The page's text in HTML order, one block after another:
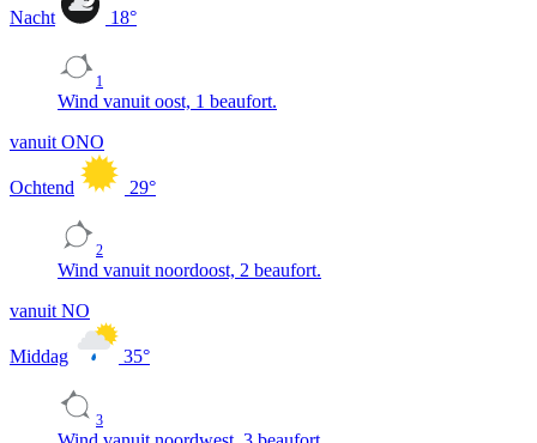
Nacht 18°
1
Wind vanuit oost, 1 beaufort.
vanuit ONO
Ochtend 29°
2
Wind vanuit noordoost, 2 beaufort.
vanuit NO
Middag 35°
3